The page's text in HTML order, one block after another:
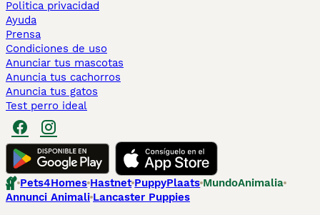
Politica privacidad
Ayuda
Prensa
Condiciones de uso
Anunciar tus mascotas
Anuncia tus cachorros
Anuncia tus gatos
Test perro ideal
Pets4Homes Hastnet PuppyPlaats MundoAnimalia
Annunci Animali Lancaster Puppies